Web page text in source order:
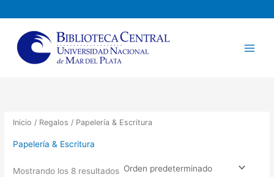
al
contenido
Inicio / Regalos / Papelería & Escritura
Papelería & Escritura
Mostrando los 8 resultados